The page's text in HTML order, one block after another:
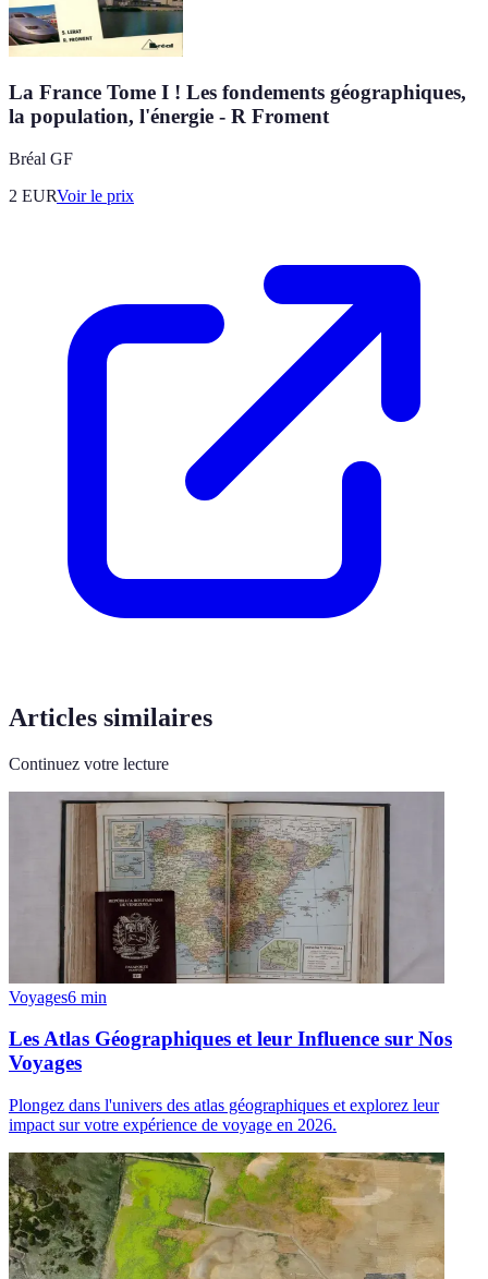
La France Tome I ! Les fondements géographiques,
la population, l'énergie - R Froment
Bréal GF
2 EURVoir le prix
Articles similaires
Continuez votre lecture
Voyages6 min
Les Atlas Géographiques et leur Influence sur Nos
Voyages
Plongez dans l'univers des atlas géographiques et explorez leur
impact sur votre expérience de voyage en 2026.